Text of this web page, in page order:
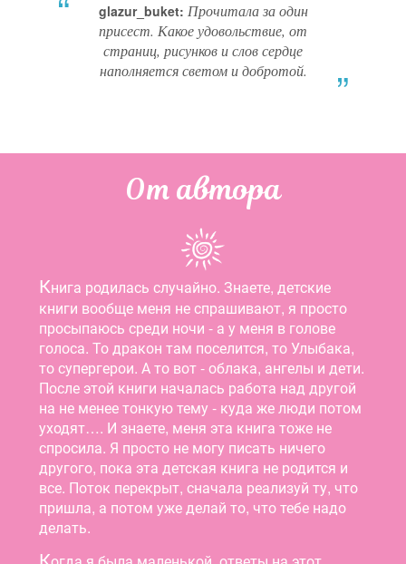
glazur_buket: Прочитала за один
присест. Какое удовольствие, от
страниц, рисунков и слов сердце
наполняется светом и добротой.
От автора
Книга родилась случайно. Знаете, детские
книги вообще меня не спрашивают, я просто
просыпаюсь среди ночи - а у меня в голове
голоса. То дракон там поселится, то Улыбака,
то супергерои. А то вот - облака, ангелы и дети.
После этой книги началась работа над другой
на не менее тонкую тему - куда же люди потом
уходят…. И знаете, меня эта книга тоже не
спросила. Я просто не могу писать ничего
другого, пока эта детская книга не родится и
все. Поток перекрыт, сначала реализуй ту, что
пришла, а потом уже делай то, что тебе надо
делать.